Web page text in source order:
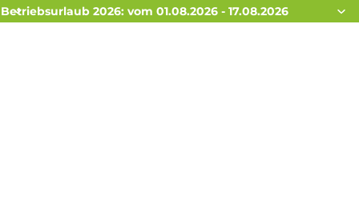
Betriebsurlaub 2026: vom 01.08.2026 - 17.08.2026